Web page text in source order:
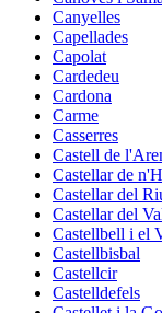
Canyelles
Capellades
Capolat
Cardedeu
Cardona
Carme
Casserres
Castell de
Castellar de
Castellar del
Castellar del
Castellbell i el
Castellbisbal
Castellcir
Castelldefels